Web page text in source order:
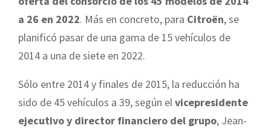
a 26 en 2022. Más en concreto, para Citroën, se
planificó pasar de una gama de 15 vehículos de
2014 a una de siete en 2022.
Sólo entre 2014 y finales de 2015, la reducción ha
sido de 45 vehículos a 39, según elvicepresidente
ejecutivo y director financiero del grupo, Jean-